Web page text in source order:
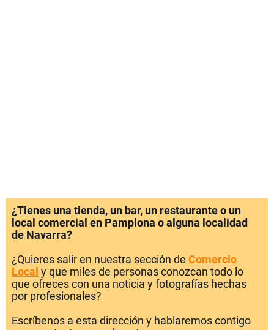
¿Tienes una tienda, un bar, un restaurante o un
local comercial en Pamplona o alguna localidad
de Navarra?
¿Quieres salir en nuestra sección de Comercio
Local y que miles de personas conozcan todo lo
que ofreces con una noticia y fotografías hechas
por profesionales?
Escríbenos a esta dirección y hablaremos contigo